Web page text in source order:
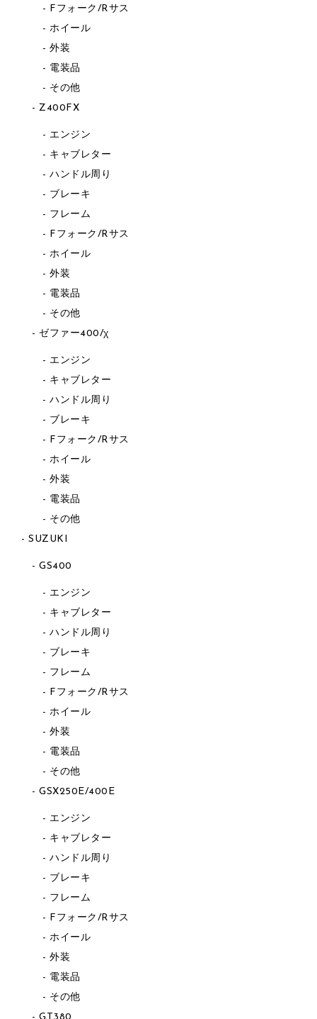
Fフォーク/Rサス
ホイール
外装
電装品
その他
Z400FX
エンジン
キャブレター
ハンドル周り
ブレーキ
フレーム
Fフォーク/Rサス
ホイール
外装
電装品
その他
ゼファー400/χ
エンジン
キャブレター
ハンドル周り
ブレーキ
Fフォーク/Rサス
ホイール
外装
電装品
その他
SUZUKI
GS400
エンジン
キャブレター
ハンドル周り
ブレーキ
フレーム
Fフォーク/Rサス
ホイール
外装
電装品
その他
GSX250E/400E
エンジン
キャブレター
ハンドル周り
ブレーキ
フレーム
Fフォーク/Rサス
ホイール
外装
電装品
その他